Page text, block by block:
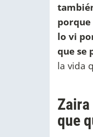
porque
lo vi
que se
la vida
que